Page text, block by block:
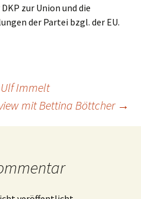
zur Union und die
der Partei bzgl. der EU.
Immelt
mit Bettina Böttcher →